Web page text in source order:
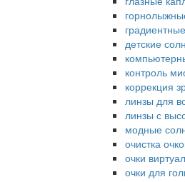
детские
контроль
коррекция
линзы для
линзы с
модные
очистка
очки
очки для